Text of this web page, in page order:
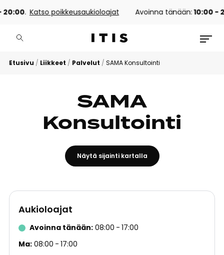
. Katso poikkeusaukioloajat Avoinna tänään:10:00 -
Etusivu / Liikkeet / Palvelut / SAMA Konsultointi
SAMA
Konsultointi
Näytä sijainti kartalla
Aukioloajat
Avoinna tänään 08:00
17:00
Ma 08:00
17:00